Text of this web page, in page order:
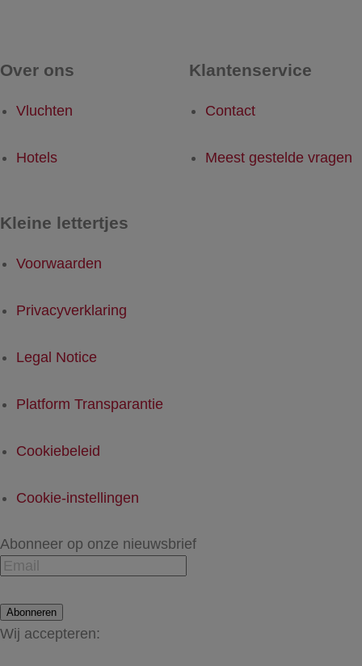
Over ons
Vluchten
Hotels
Klantenservice
Contact
Meest gestelde vragen
Kleine lettertjes
Voorwaarden
Privacyverklaring
Legal Notice
Platform Transparantie
Cookiebeleid
Cookie-instellingen
Abonneer op onze nieuwsbrief
Abonneren
Wij accepteren: